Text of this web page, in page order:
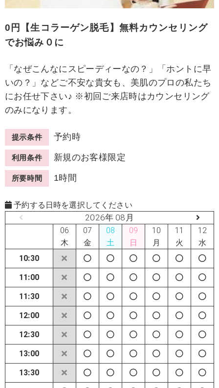
0円【生コラーゲン脱毛】無料カウンセリング
でお悩み０に
「なぜこんなにスピーディーなの？」「ホントに早
いの？」などご不安な貴女も、美肌のプロの私たち
にお任せ下さい♪ ※初回ご来店時はカウンセリング
のみになります。
提示条件 予約時
利用条件 新規のお客様限定
所要時間 1時間
予約する日時を選択してください
2026年 08月
06
木
07
金
08
土
09
日
10
月
11
火
12
水
10:30
11:00
11:30
12:00
12:30
13:00
13:30